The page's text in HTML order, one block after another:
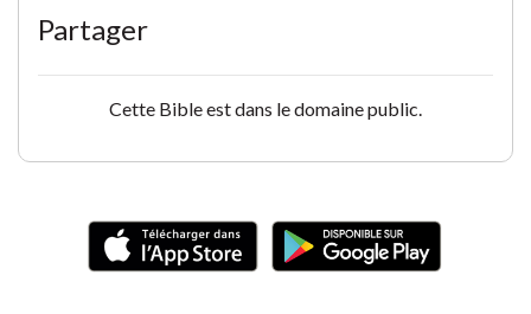
Partager
Cette Bible est dans le domaine public.